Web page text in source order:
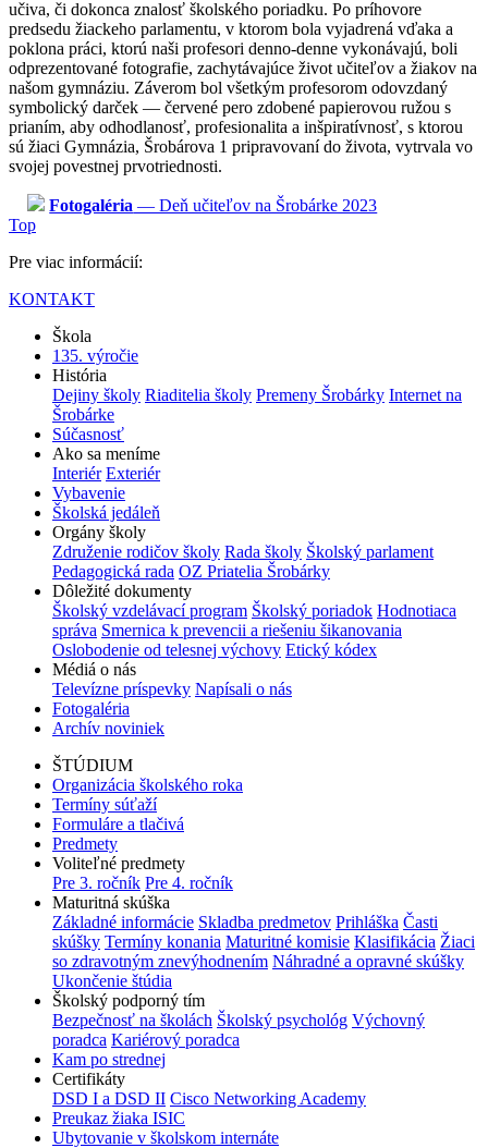
učiva, či dokonca znalosť školského poriadku. Po príhovore
predsedu žiackeho parlamentu, v ktorom bola vyjadrená vďaka a
poklona práci, ktorú naši profesori denno-denne vykonávajú, boli
odprezentované fotografie, zachytávajúce život učiteľov a žiakov na
našom gymnáziu. Záverom bol všetkým profesorom odovzdaný
symbolický darček — červené pero zdobené papierovou ružou s
prianím, aby odhodlanosť, profesionalita a inšpiratívnosť, s ktorou
sú žiaci Gymnázia, Šrobárova 1 pripravovaní do života, vytrvala vo
svojej povestnej prvotriednosti.
Fotogaléria — Deň učiteľov na Šrobárke 2023
Top
Pre viac informácií:
KONTAKT
Škola
135. výročie
História
Dejiny školy Riaditelia školy Premeny Šrobárky Internet na
Šrobárke
Súčasnosť
Ako sa meníme
Interiér Exteriér
Vybavenie
Školská jedáleň
Orgány školy
Združenie rodičov školy Rada školy Školský parlament
Pedagogická rada OZ Priatelia Šrobárky
Dôležité dokumenty
Školský vzdelávací program Školský poriadok Hodnotiaca
správa Smernica k prevencii a riešeniu šikanovania
Oslobodenie od telesnej výchovy Etický kódex
Médiá o nás
Televízne príspevky Napísali o nás
Fotogaléria
Archív noviniek
ŠTÚDIUM
Organizácia školského roka
Termíny súťaží
Formuláre a tlačivá
Predmety
Voliteľné predmety
Pre 3. ročník Pre 4. ročník
Maturitná skúška
Základné informácie Skladba predmetov Prihláška Časti
skúšky Termíny konania Maturitné komisie Klasifikácia Žiaci
so zdravotným znevýhodnením Náhradné a opravné skúšky
Ukončenie štúdia
Školský podporný tím
Bezpečnosť na školách Školský psychológ Výchovný
poradca Kariérový poradca
Kam po strednej
Certifikáty
DSD I a DSD II Cisco Networking Academy
Preukaz žiaka ISIC
Ubytovanie v školskom internáte